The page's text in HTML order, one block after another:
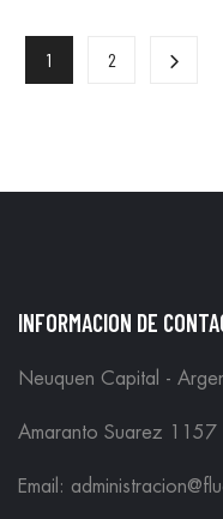
1 2
INFORMACION DE
Neuquen Capital -
Amaranto Suarez 1157
Email: